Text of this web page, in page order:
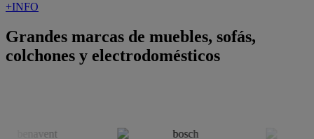
+INFO
Grandes marcas de muebles, sofás,
colchones y electrodomésticos